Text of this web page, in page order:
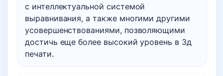
с интеллектуальной системой
выравнивания, а также многими другими
усовершенствованиями, позволяющими
достичь еще более высокий уровень в 3д
печати.